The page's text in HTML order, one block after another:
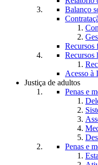
Balanço
Recursos
Recursos
Acesso à
Justiça de adultos
Penas e
Penas e